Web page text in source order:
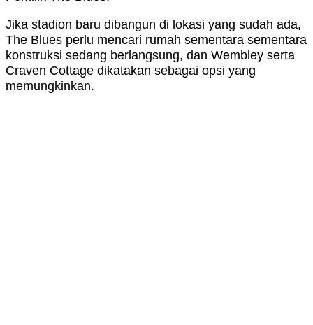
Jika stadion baru dibangun di lokasi yang sudah ada,
The Blues perlu mencari rumah sementara sementara
konstruksi sedang berlangsung, dan Wembley serta
Craven Cottage dikatakan sebagai opsi yang
memungkinkan.